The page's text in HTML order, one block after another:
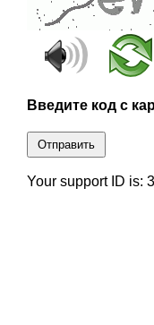
Введите код с
Отправить
Your support ID is: